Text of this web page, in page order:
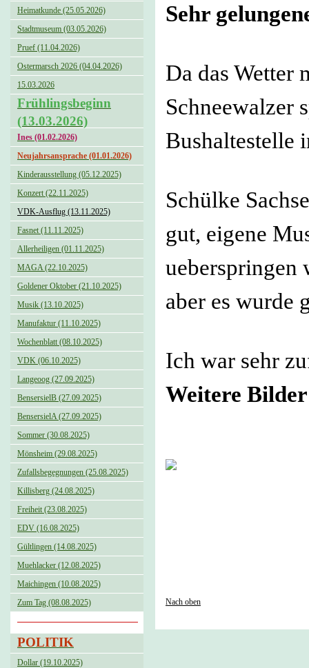
Heimatkunde (25.05.2026)
Stadtmuseum (03.05.2026)
Pruef (11.04.2026)
Ostermarsch 2026 (04.04.2026)
15.03.2026
Frühlingsbeginn
(13.03.2026)
Ines (01.02.2026)
Neujahrsansprache (01.01.2026)
Kinderausstellung (05.12.2025)
Konzert (22.11.2025)
VDK-Ausflug (13.11.2025)
Fasnet (11.11.2025)
Allerheiligen (01.11.2025)
MAGA (22.10.2025)
Goldener Oktober (21.10.2025)
Musik (13.10.2025)
Manufaktur (11.10.2025)
Wochenblatt (08.10.2025)
VDK (06.10.2025)
Langeoog (27.09.2025)
BensersielB (27.09.2025)
BensersielA (27.09.2025)
Sommer (30.08.2025)
Mönsheim (29.08.2025)
Zufallsbegegnungen (25.08.2025)
Killisberg (24.08.2025)
Freiheit (23.08.2025)
EDV (16.08.2025)
Gültlingen (14.08.2025)
Muehlacker (12.08.2025)
Maichingen (10.08.2025)
Zum Tag (08.08.2025)
POLITIK
Dollar (19.10.2025)
Sehr
Da das Wetter
Schneewalzer
Bushaltestelle
Schülke
gut, eigene
ueberspringen
aber es wurde
Ich war sehr
Weitere
Nach oben